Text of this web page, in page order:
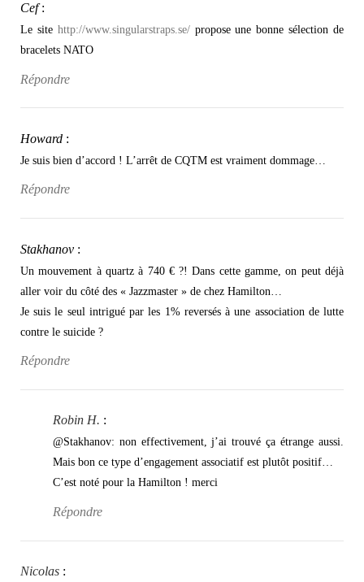
Cef :
Le site http://www.singularstraps.se/propose une bonne sélection de
bracelets NATO
Répondre
Howard :
Je suis bien d’accord ! L’arrêt de CQTM est vraiment dommage…
Répondre
Stakhanov :
Un mouvement à quartz à 740 € ?! Dans cette gamme, on peut déjà
aller voir du côté des « Jazzmaster » de chez Hamilton…
Je suis le seul intrigué par les 1% reversés à une association de lutte
contre le suicide ?
Répondre
Robin H. :
@Stakhanov: non effectivement, j’ai trouvé ça étrange aussi.
Mais bon ce type d’engagement associatif est plutôt positif…
C’est noté pour la Hamilton ! merci
Répondre
Nicolas :